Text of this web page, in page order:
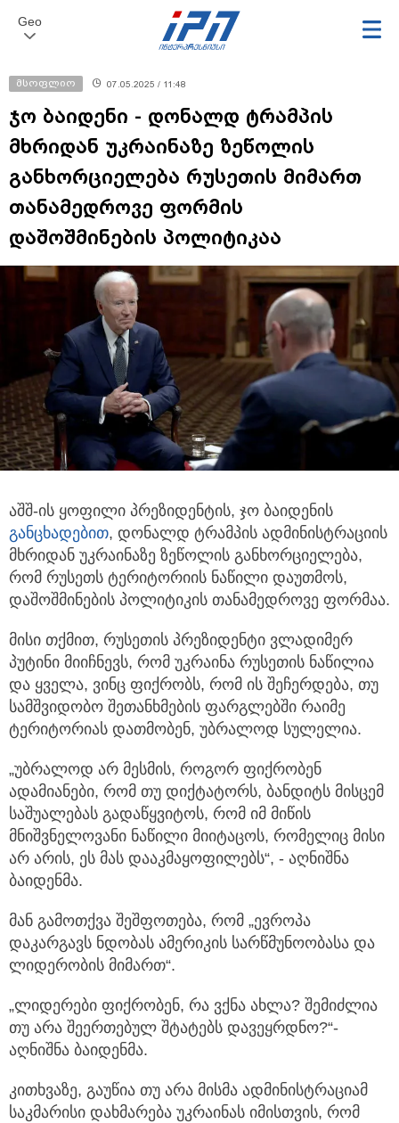
Geo
მსოფლიო 07.05.2025 / 11:48
ჯო ბაიდენი - დონალდ ტრამპის
მხრიდან უკრაინაზე ზეწოლის
განხორციელება რუსეთის მიმართ
თანამედროვე ფორმის
დაშოშმინების პოლიტიკაა
აშშ-ის ყოფილი პრეზიდენტის, ჯო ბაიდენის
განცხადებით, დონალდ ტრამპის ადმინისტრაციის
მხრიდან უკრაინაზე ზეწოლის განხორციელება,
რომ რუსეთს ტერიტორიის ნაწილი დაუთმოს,
დაშოშმინების პოლიტიკის თანამედროვე ფორმაა.
მისი თქმით, რუსეთის პრეზიდენტი ვლადიმერ
პუტინი მიიჩნევს, რომ უკრაინა რუსეთის ნაწილია
და ყველა, ვინც ფიქრობს, რომ ის შეჩერდება, თუ
სამშვიდობო შეთანხმების ფარგლებში რაიმე
ტერიტორიას დათმობენ, უბრალოდ სულელია.
„უბრალოდ არ მესმის, როგორ ფიქრობენ
ადამიანები, რომ თუ დიქტატორს, ბანდიტს მისცემ
საშუალებას გადაწყვიტოს, რომ იმ მიწის
მნიშვნელოვანი ნაწილი მიიტაცოს, რომელიც მისი
არ არის, ეს მას დააკმაყოფილებს“, - აღნიშნა
ბაიდენმა.
მან გამოთქვა შეშფოთება, რომ „ევროპა
დაკარგავს ნდობას ამერიკის სარწმუნოობასა და
ლიდერობის მიმართ“.
„ლიდერები ფიქრობენ, რა ვქნა ახლა? შემიძლია
თუ არა შეერთებულ შტატებს დავეყრდნო?“-
აღნიშნა ბაიდენმა.
კითხვაზე, გაუწია თუ არა მისმა ადმინისტრაციამ
საკმარისი დახმარება უკრაინას იმისთვის, რომ